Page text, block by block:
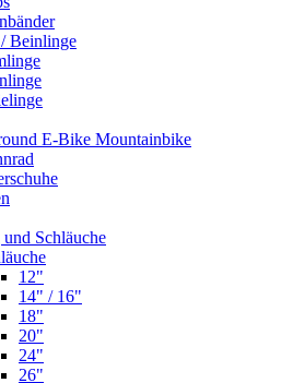
Beinlinge
E-Bike Mountainbike
Schläuche
12"
14" / 16"
18"
20"
24"
26"